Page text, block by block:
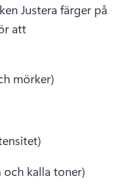
Justera färger på
att
mörker)
och kalla toner)